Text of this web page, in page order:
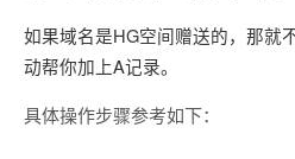
如果域名是HG空间赠送的，那就
动帮你加上A记录。
具体操作步骤参考如下：